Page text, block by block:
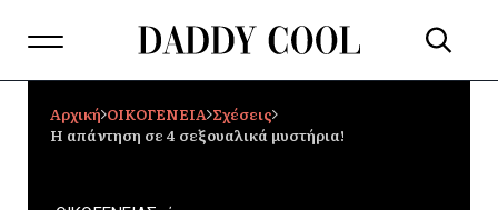
Αρχική ΟΙΚΟΓΕΝΕΙΑ Σχέσεις
Η απάντηση σε 4 σεξουαλικά μυστήρια!